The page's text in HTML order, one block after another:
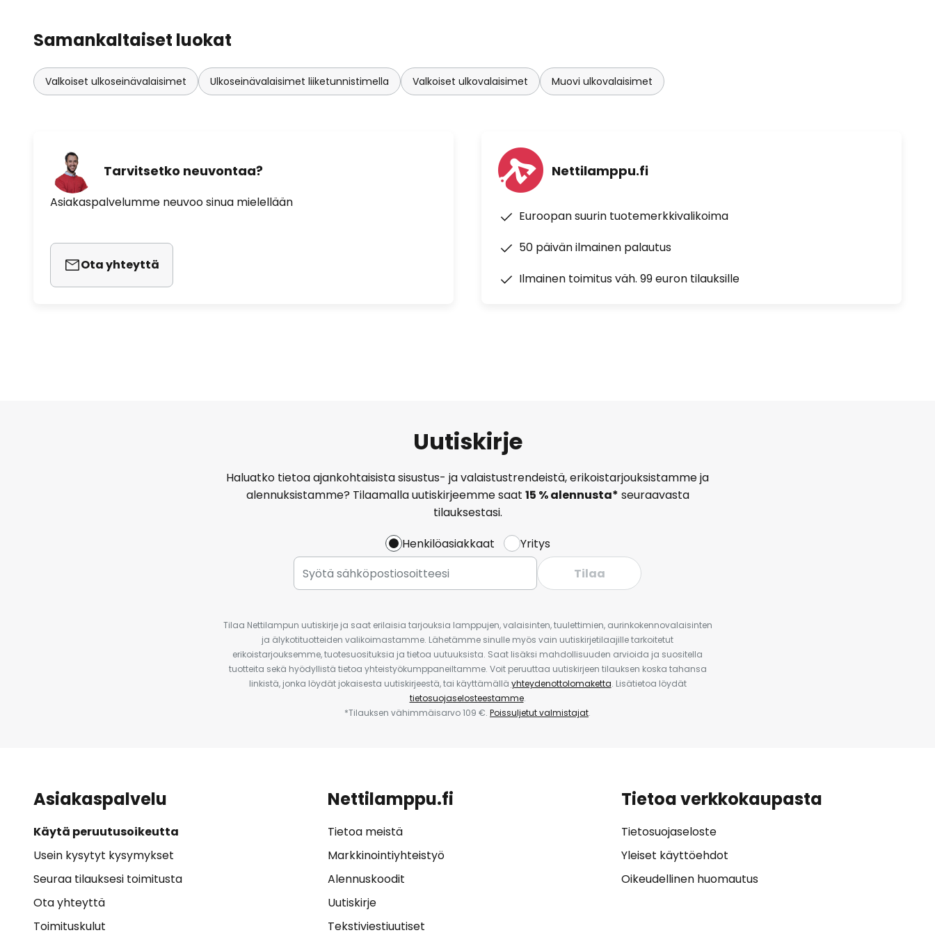
Samankaltaiset luokat
Valkoiset ulkoseinävalaisimet Ulkoseinävalaisimet liiketunnistimella Valkoiset ulkovalaisimet Muovi ulkovalaisimet
Tarvitsetko neuvontaa?
Asiakaspalvelumme neuvoo sinua mielellään
Ota yhteyttä
Nettilamppu.fi
Euroopan suurin tuotemerkkivalikoima
50 päivän ilmainen palautus
Ilmainen toimitus väh. 99 euron tilauksille
Uutiskirje
Haluatko tietoa ajankohtaisista sisustus- ja valaistustrendeistä, erikoistarjouksistamme ja
alennuksistamme? Tilaamalla uutiskirjeemme saat 15 % alennusta* seuraavasta
tilauksestasi.
Henkilöasiakkaat
Yritys
Tilaa
Tilaa Nettilampun uutiskirje ja saat erilaisia tarjouksia lamppujen, valaisinten, tuulettimien, aurinkokennovalaisinten
ja älykotituotteiden valikoimastamme. Lähetämme sinulle myös vain uutiskirjetilaajille tarkoitetut
erikoistarjouksemme, tuotesuosituksia ja tietoa uutuuksista. Saat lisäksi mahdollisuuden arvioida ja suositella
tuotteita sekä hyödyllistä tietoa yhteistyökumppaneiltamme. Voit peruuttaa uutiskirjeen tilauksen koska tahansa
linkistä, jonka löydät jokaisesta uutiskirjeestä, tai käyttämällä yhteydenottolomaketta. Lisätietoa löydät
tietosuojaselosteestamme.
*Tilauksen vähimmäisarvo 109 €. Poissuljetut valmistajat.
Asiakaspalvelu
Käytä peruutusoikeutta
Usein kysytyt kysymykset
Seuraa tilauksesi toimitusta
Ota yhteyttä
Toimituskulut
Nettilamppu.fi
Tietoa meistä
Markkinointiyhteistyö
Alennuskoodit
Uutiskirje
Tekstiviestiuutiset
Tietoa verkkokaupasta
Tietosuojaseloste
Yleiset käyttöehdot
Oikeudellinen huomautus